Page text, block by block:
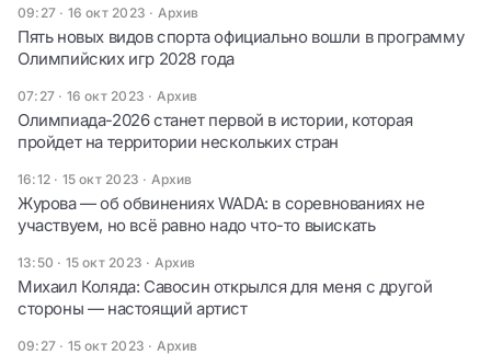
09:27 · 16 окт 2023 · Архив
Пять новых видов спорта официально вошли в программу
Олимпийских игр 2028 года
07:27 · 16 окт 2023 · Архив
Олимпиада-2026 станет первой в истории, которая
пройдет на территории нескольких стран
16:12 · 15 окт 2023 · Архив
Журова — об обвинениях WADA: в соревнованиях не
участвуем, но всё равно надо что-то выискать
13:50 · 15 окт 2023 · Архив
Михаил Коляда: Савосин открылся для меня с другой
стороны — настоящий артист
09:27 · 15 окт 2023 · Архив